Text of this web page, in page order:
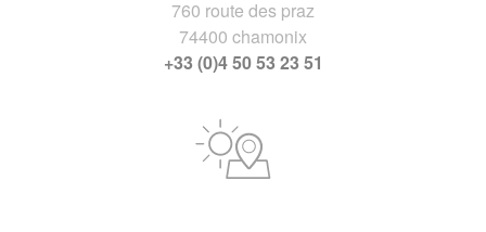
760 route des praz
74400 chamonix
+33 (0)4 50 53 23 51